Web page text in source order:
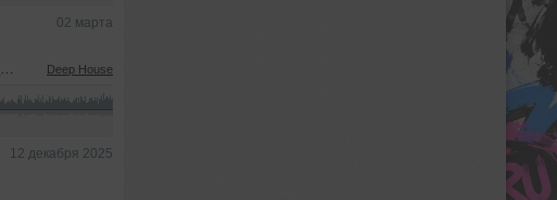
02 марта
Deep House
12 декабря 2025